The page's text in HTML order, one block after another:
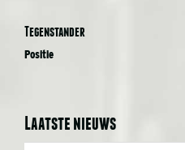
Tegenstander
Positie
Laatste nieuws